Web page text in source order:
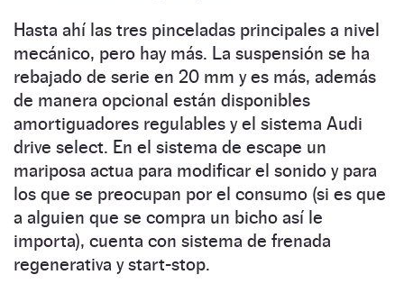
Hasta ahí las tres pinceladas principales a nivel
mecánico, pero hay más. La suspensión se ha
rebajado de serie en 20 mm y es más, además
de manera opcional están disponibles
amortiguadores regulables y el sistema Audi
drive select. En el sistema de escape un
mariposa actua para modificar el sonido y para
los que se preocupan por el consumo (si es que
a alguien que se compra un bicho así le
importa), cuenta con sistema de frenada
regenerativa y start-stop.